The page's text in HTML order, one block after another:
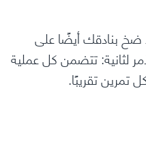
ضخ بنادقك أيضًا على
لثانية: تتضمن كل عملية
تقريبًا.